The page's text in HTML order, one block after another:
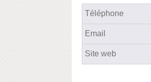
Téléphone
Email
Site web